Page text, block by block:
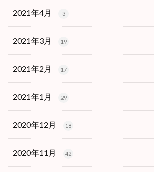
2021年4月 3
2021年3月 19
2021年2月 17
2021年1月 29
2020年12月 18
2020年11月 42